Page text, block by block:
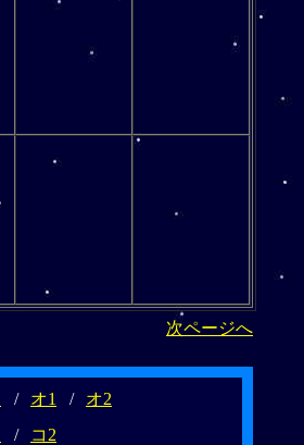
次ページへ
/ オ1 /
オ2
/ コ2